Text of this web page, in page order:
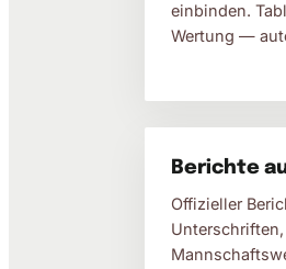
einbinden.
Wertung —
Berichte
Offizieller